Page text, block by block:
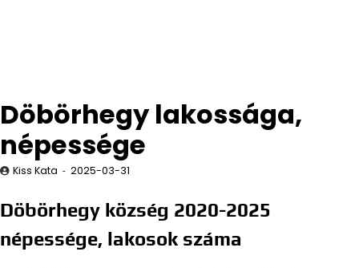
Döbörhegy lakossága,
népessége
Kiss Kata 2025-03-31
Döbörhegy község 2020-2025
népessége, lakosok száma